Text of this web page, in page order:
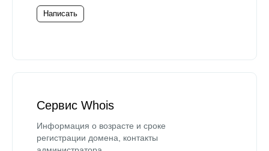
Написать
Сервис Whois
Информация о возрасте и сроке
регистрации домена, контакты